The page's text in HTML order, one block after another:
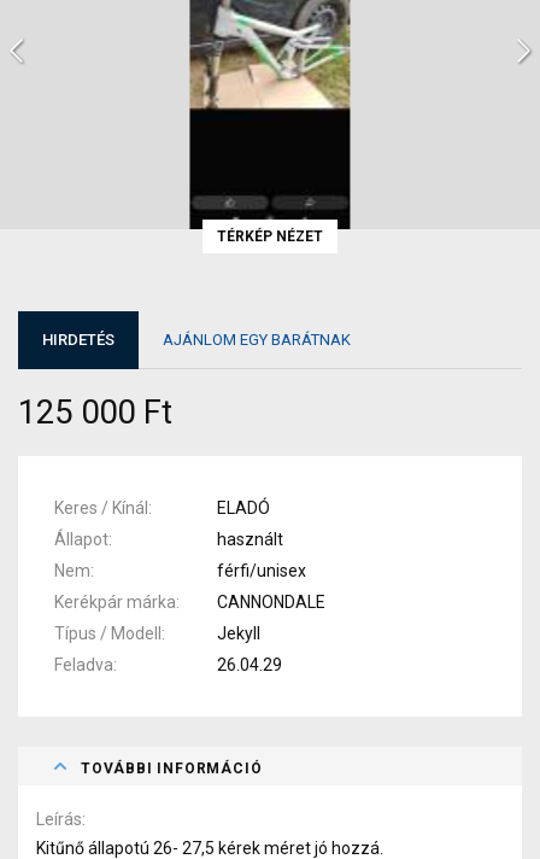
TÉRKÉP NÉZET
HIRDETÉS AJÁNLOM EGY BARÁTNAK
125 000 Ft
Keres / Kínál
ELADÓ
Állapot
használt
Nem
férfi/unisex
Kerékpár márka
CANNONDALE
Típus / Modell
Jekyll
Feladva
26.04.29
TOVÁBBI INFORMÁCIÓ
Leírás
Kitűnő állapotú 26- 27,5 kérek méret jó hozzá.